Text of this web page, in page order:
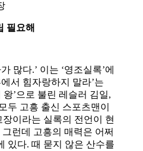
필요해
많다.’ 이는 ‘영조실록’에
서 힘자랑하지 말라’는
’으로 불린 레슬러 김일,
두 고흥 출신 스포츠맨이
이라는 실록의 전언이 현
런데 고흥의 매력은 어쩌
있다. 때 묻지 않은 산수를